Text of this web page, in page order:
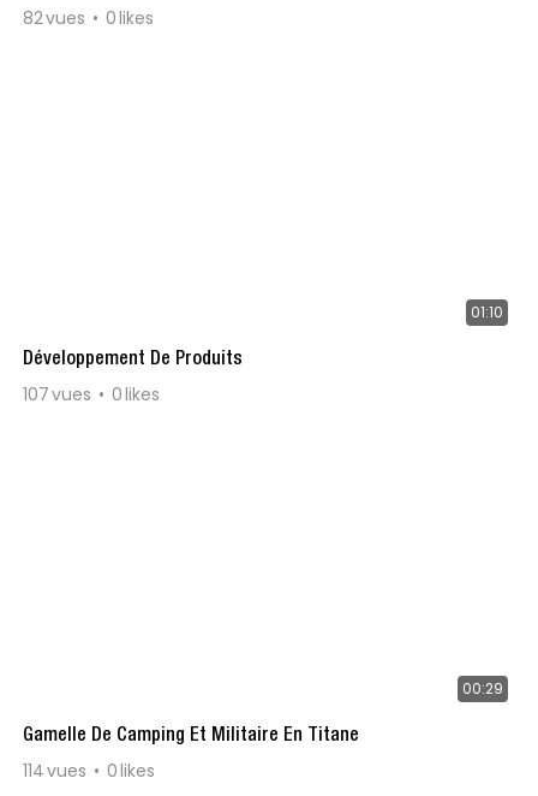
82vues 0likes
01:10
Développement De Produits
107vues 0likes
00:29
Gamelle De Camping Et Militaire En Titane
114vues 0likes